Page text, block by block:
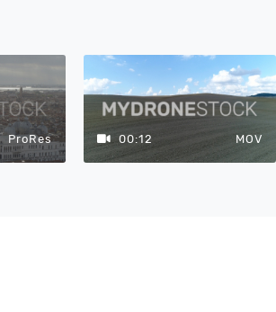
ProRes 00:12 MOV